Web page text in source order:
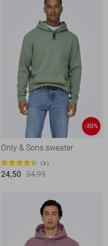
-30%
Only & Sons sweater
3
24,50 34,99